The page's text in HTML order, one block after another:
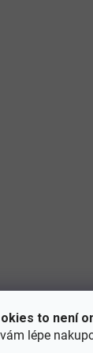
to není
lépe